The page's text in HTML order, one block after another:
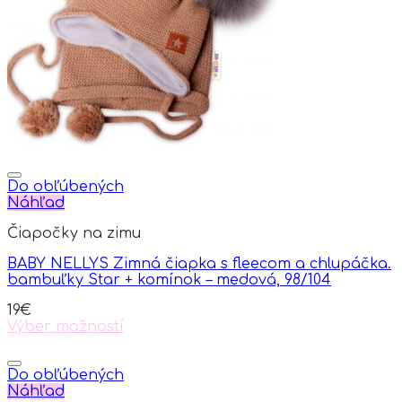
Do obľúbených
Náhľad
Čiapočky na zimu
BABY NELLYS Zimná čiapka s fleecom a chlupáčka.
bambuľky Star + komínok – medová, 98/104
19€
Výber možností
product
has
multiple
Do obľúbených
Náhľad